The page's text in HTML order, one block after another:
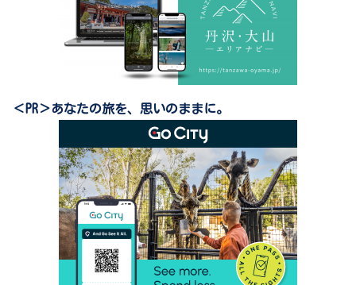
＜PR＞あなたの旅を、思いのままに。